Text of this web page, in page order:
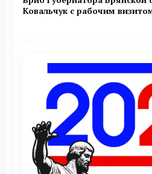
Ковальчук с рабочим